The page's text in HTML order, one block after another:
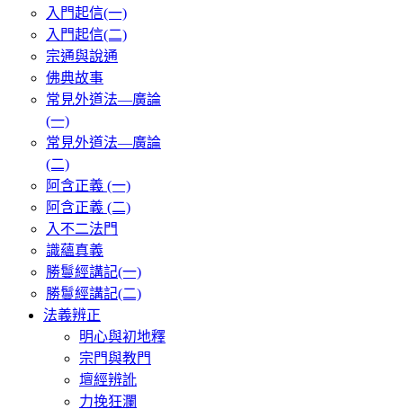
入門起信(一)
入門起信(二)
宗通與說通
佛典故事
常見外道法—廣論
(一)
常見外道法—廣論
(二)
阿含正義 (一)
阿含正義 (二)
入不二法門
識蘊真義
勝鬘經講記(一)
勝鬘經講記(二)
法義辨正
明心與初地釋
宗門與教門
壇經辨訛
力挽狂瀾